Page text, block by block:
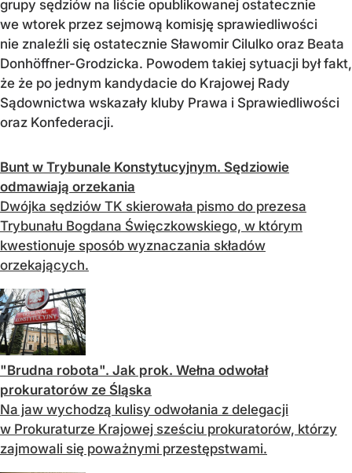
grupy sędziów na liście opublikowanej ostatecznie
we wtorek przez sejmową komisję sprawiedliwości
nie znaleźli się ostatecznie Sławomir Cilulko oraz Beata
Donhöffner-Grodzicka. Powodem takiej sytuacji był fakt,
że że po jednym kandydacie do Krajowej Rady
Sądownictwa wskazały kluby Prawa i Sprawiedliwości
oraz Konfederacji.
Bunt w Trybunale Konstytucyjnym. Sędziowie
odmawiają orzekania
Dwójka sędziów TK skierowała pismo do prezesa
Trybunału Bogdana Święczkowskiego, w którym
kwestionuje sposób wyznaczania składów
orzekających.
"Brudna robota". Jak prok. Wełna odwołał
prokuratorów ze Śląska
Na jaw wychodzą kulisy odwołania z delegacji
w Prokuraturze Krajowej sześciu prokuratorów, którzy
zajmowali się poważnymi przestępstwami.